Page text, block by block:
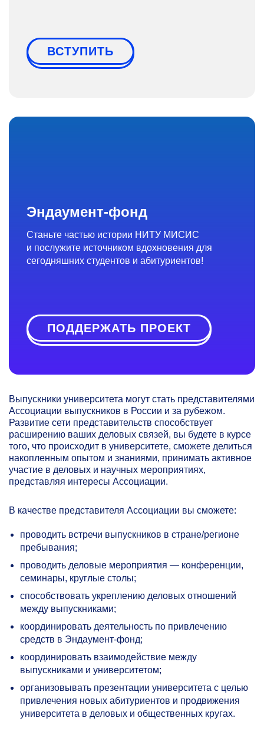
ВСТУПИТЬ
Эндаумент-фонд
Станьте частью истории НИТУ МИСИС
и послужите источником вдохновения для
сегодняшних студентов и абитуриентов!
ПОДДЕРЖАТЬ ПРОЕКТ
Выпускники университета могут стать представителями
Ассоциации выпускников в России и за рубежом.
Развитие сети представительств способствует
расширению ваших деловых связей, вы будете в курсе
того, что происходит в университете, сможете делиться
накопленным опытом и знаниями, принимать активное
участие в деловых и научных мероприятиях,
представляя интересы Ассоциации.
В качестве представителя Ассоциации вы сможете:
проводить встречи выпускников в стране/регионе
пребывания;
проводить деловые мероприятия — конференции,
семинары, круглые столы;
способствовать укреплению деловых отношений
между выпускниками;
координировать деятельность по привлечению
средств в Эндаумент-фонд;
координировать взаимодействие между
выпускниками и университетом;
организовывать презентации университета с целью
привлечения новых абитуриентов и продвижения
университета в деловых и общественных кругах.